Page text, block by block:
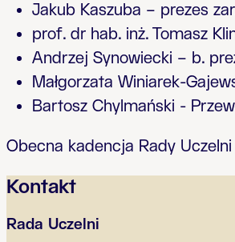
Jakub Kaszuba – prezes
prof. dr hab. inż. Tomasz
Andrzej Synowiecki – b.
Małgorzata Winiarek-
Bartosz Chylmański -
Obecna kadencja Rady
Kontakt
Rada Uczelni